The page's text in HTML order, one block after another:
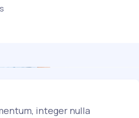
integer nulla